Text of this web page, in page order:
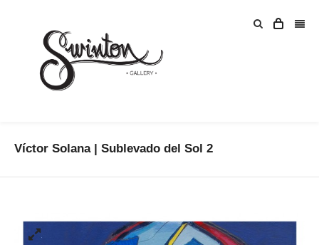
Víctor Solana | Sublevado del Sol 2